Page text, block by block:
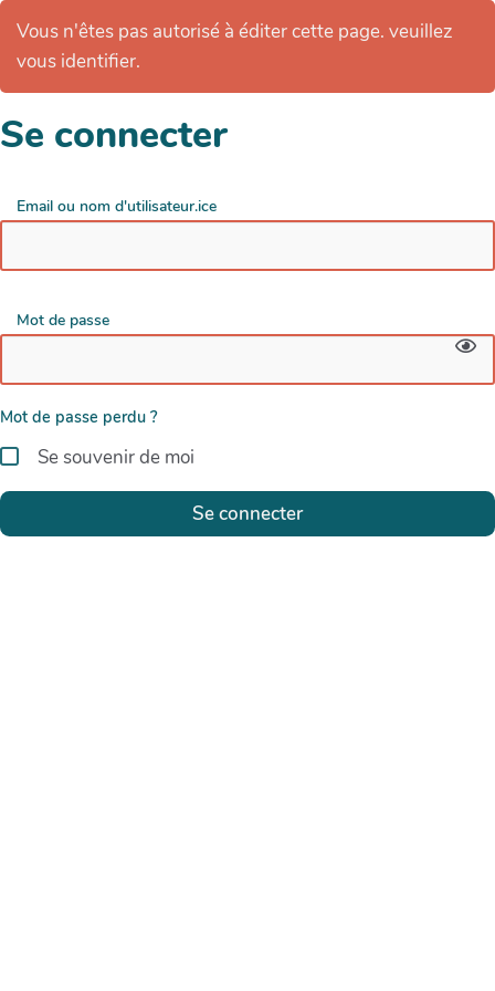
Vous n'êtes pas autorisé à éditer cette page. veuillez
vous identifier.
Se connecter
Email ou nom d'utilisateur.ice
Mot de passe
Mot de passe perdu ?
Se souvenir de moi
Se connecter